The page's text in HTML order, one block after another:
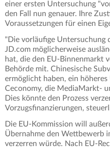
einer ersten Untersuchung
den Fall nun genauer. Ihre
Voraussetzungen für einen
"Die vorläufige Untersuchung
JD.com möglicherweise
hat, die den EU-Binnenmarkt
Behörde mit. Chinesische
ermöglicht haben, ein
Ceconomy, die MediaMarkt-
Dies könnte den Prozess
Vorzugsfinanzierungen,
Die EU-Kommission will
Übernahme den Wettbewerb
verzerren würde. Nach EU-